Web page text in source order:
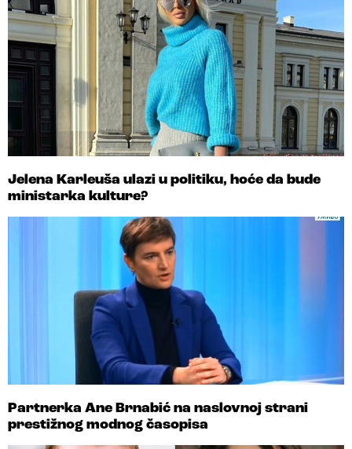
Jelena Karleuša ulazi u politiku, hoće da bude
ministarka kulture?
Partnerka Ane Brnabić na naslovnoj strani
prestižnog modnog časopisa